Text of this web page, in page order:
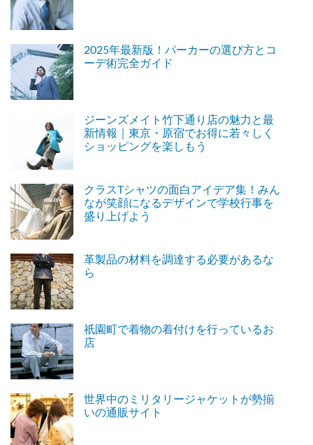
2025年最新版！パーカーの選び方とコ
ーデ術完全ガイド
ジーンズメイト竹下通り店の魅力と最
新情報｜東京・原宿でお得に若々しく
ショッピングを楽しもう
クラスTシャツの面白アイデア集！みん
なが笑顔になるデザインで学校行事を
盛り上げよう
革製品の材料を調達する必要があるな
ら
祇園町で着物の着付けを行っているお
店
世界中のミリタリージャケットが勢揃
いの通販サイト